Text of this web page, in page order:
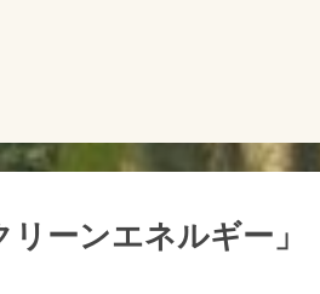
ーンエネルギー」